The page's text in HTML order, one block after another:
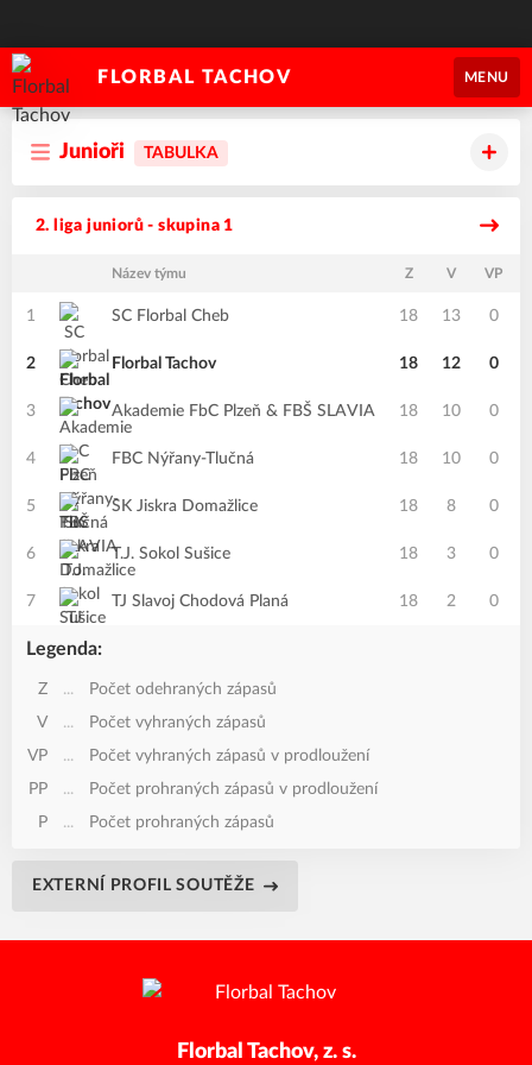
FLORBAL TACHOV MENU
Junioři TABULKA
2. liga juniorů - skupina 1
Název týmu Z V VP
1 SC Florbal Cheb 18 13 0
2 Florbal Tachov 18 12 0
3 Akademie FbC Plzeň & FBŠ SLAVIA 18 10 0
4 FBC Nýřany-Tlučná 18 10 0
5 SK Jiskra Domažlice 18 8 0
6 T.J. Sokol Sušice 18 3 0
7 TJ Slavoj Chodová Planá 18 2 0
Legenda:
Z ...
Počet odehraných zápasů
V
...
Počet vyhraných zápasů
VP
...
Počet vyhraných zápasů v prodloužení
PP
...
Počet prohraných zápasů v prodloužení
P
... Počet prohraných zápasů
EXTERNÍ PROFIL SOUTĚŽE
Florbal Tachov, z. s.